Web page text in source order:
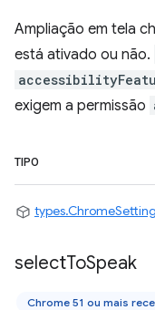
Ampliação em tela
está ativado ou não.
exigem a permissão
TIPO
types.ChromeSetting
selectToSpeak
Chrome 51 ou mais